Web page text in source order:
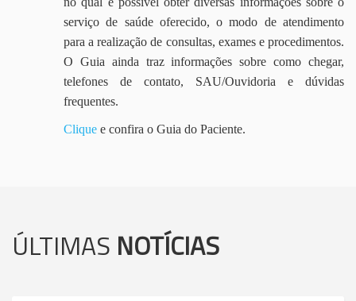
serviço de saúde oferecido, o modo de atendimento
para a realização de consultas, exames e procedimentos.
O Guia ainda traz informações sobre como chegar,
telefones de contato, SAU/Ouvidoria e dúvidas
frequentes.
Clique e confira o Guia do Paciente.
ÚLTIMAS NOTÍCIAS